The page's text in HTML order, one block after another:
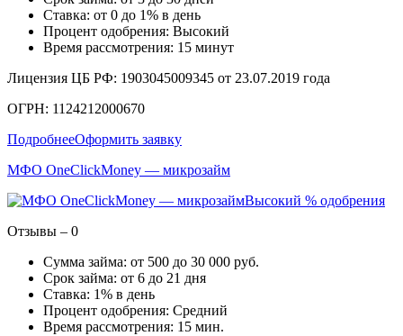
Ставка: от 0 до 1% в день
Процент одобрения: Высокий
Время рассмотрения: 15 минут
Лицензия ЦБ РФ: 1903045009345 от 23.07.2019 года
ОГРН: 1124212000670
ПодробнееОформить заявку
МФО OneClickMoney — микрозайм
Высокий % одобрения
Отзывы – 0
Сумма займа: от 500 до 30 000 руб.
Срок займа: от 6 до 21 дня
Ставка: 1% в день
Процент одобрения: Средний
Время рассмотрения: 15 мин.